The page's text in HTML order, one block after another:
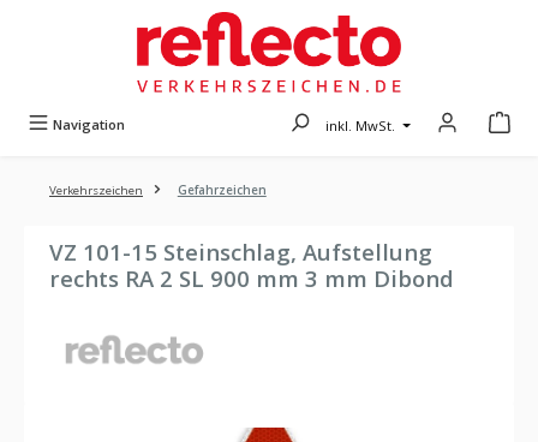
Navigation inkl. MwSt.
Verkehrszeichen Gefahrzeichen
VZ 101-15 Steinschlag, Aufstellung
rechts RA 2 SL 900 mm 3 mm Dibond